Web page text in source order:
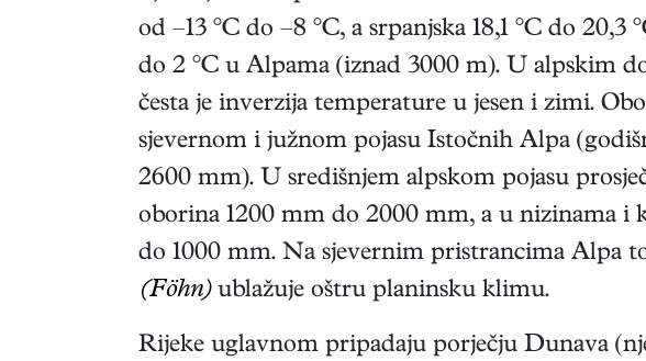
od –13 °C do –8 °C, a srpanjska 18,1 °C do 20,3
do 2 °C u Alpama (iznad 3000 m). U alpskim
česta je inverzija temperature u jesen i zimi.
sjevernom i južnom pojasu Istočnih Alpa
2600 mm). U središnjem alpskom pojasu
oborina 1200 mm do 2000 mm, a u nizinama i
do 1000 mm. Na sjevernim pristrancima Alpa
(Föhn)ublažuje oštru planinsku klimu.
Rijeke uglavnom pripadaju porječju Dunava